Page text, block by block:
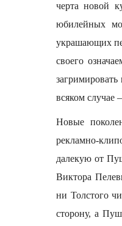
черта новой
юбилейных
украшающих
своего
загримировать
всяком
Новые
рекламно-
далекую от
Виктора
ни Толстого
сторону, а